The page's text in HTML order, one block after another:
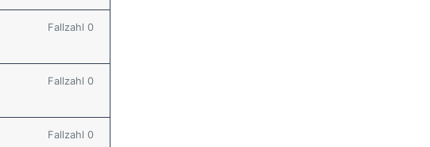
Fallzahl 0
Fallzahl 0
Fallzahl 0